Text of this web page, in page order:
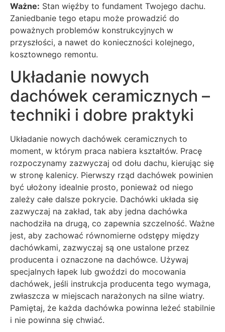
Ważne: Stan więźby to fundament Twojego dachu.
Zaniedbanie tego etapu może prowadzić do
poważnych problemów konstrukcyjnych w
przyszłości, a nawet do konieczności kolejnego,
kosztownego remontu.
Układanie nowych
dachówek ceramicznych –
techniki i dobre praktyki
Układanie nowych dachówek ceramicznych to
moment, w którym praca nabiera kształtów. Pracę
rozpoczynamy zazwyczaj od dołu dachu, kierując się
w stronę kalenicy. Pierwszy rząd dachówek powinien
być ułożony idealnie prosto, ponieważ od niego
zależy całe dalsze pokrycie. Dachówki układa się
zazwyczaj na zakład, tak aby jedna dachówka
nachodziła na drugą, co zapewnia szczelność. Ważne
jest, aby zachować równomierne odstępy między
dachówkami, zazwyczaj są one ustalone przez
producenta i oznaczone na dachówce. Używaj
specjalnych łapek lub gwoździ do mocowania
dachówek, jeśli instrukcja producenta tego wymaga,
zwłaszcza w miejscach narażonych na silne wiatry.
Pamiętaj, że każda dachówka powinna leżeć stabilnie
i nie powinna się chwiać.